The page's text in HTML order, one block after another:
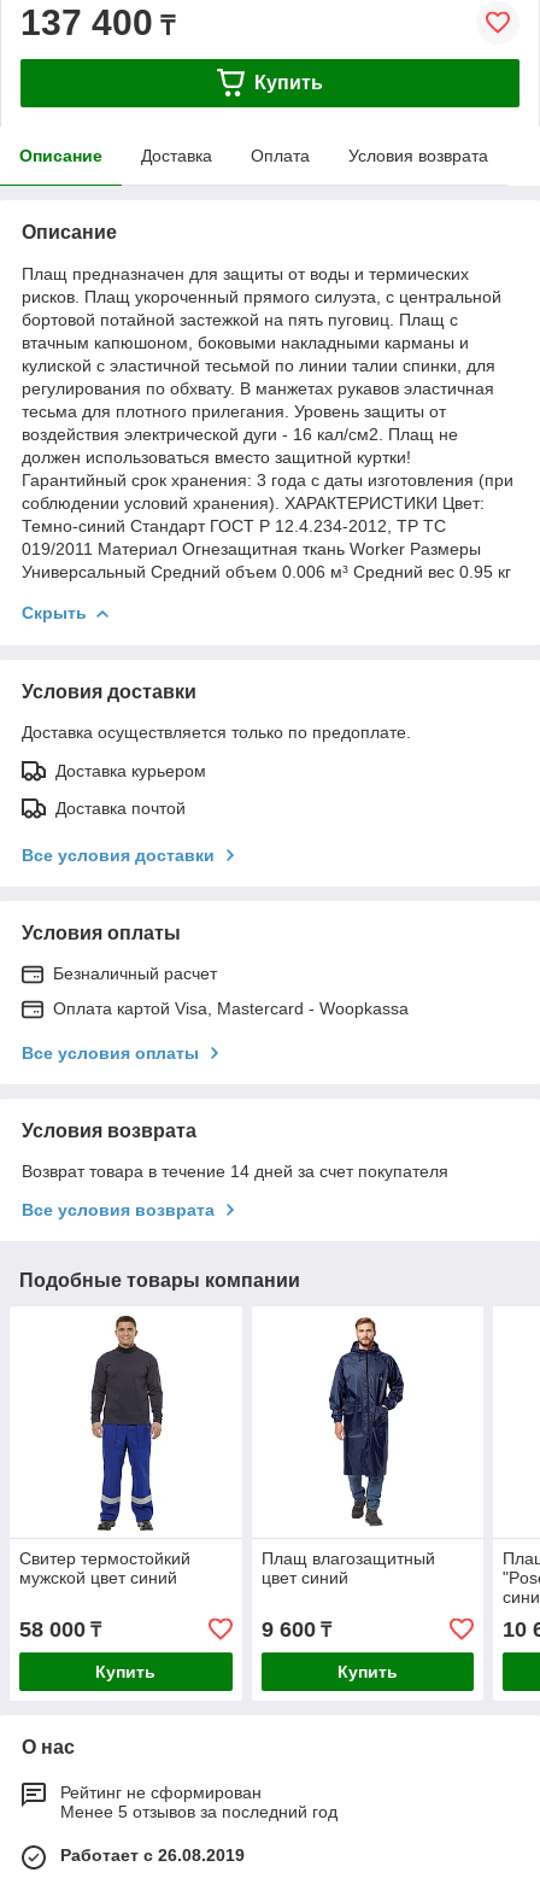
137 400 ₸
Купить
Описание Доставка Оплата Условия возврата
Описание
Плащ предназначен для защиты от воды и термических
рисков. Плащ укороченный прямого силуэта, с центральной
бортовой потайной застежкой на пять пуговиц. Плащ с
втачным капюшоном, боковыми накладными карманы и
кулиской с эластичной тесьмой по линии талии спинки, для
регулирования по обхвату. В манжетах рукавов эластичная
тесьма для плотного прилегания. Уровень защиты от
воздействия электрической дуги - 16 кал/см2. Плащ не
должен использоваться вместо защитной куртки!
Гарантийный срок хранения: 3 года с даты изготовления (при
соблюдении условий хранения). ХАРАКТЕРИСТИКИ Цвет:
Темно-синий Стандарт ГОСТ Р 12.4.234-2012, ТР ТС
019/2011 Материал Огнезащитная ткань Worker Размеры
Универсальный Средний объем 0.006 м³ Средний вес 0.95 кг
Скрыть
Условия доставки
Доставка осуществляется только по предоплате.
Доставка курьером
Доставка почтой
Все условия доставки
Условия оплаты
Безналичный расчет
Оплата картой Visa, Mastercard - Woopkassa
Все условия оплаты
Условия возврата
Возврат товара в течение 14 дней за счет покупателя
Все условия возврата
Подобные товары компании
Свитер термостойкий
мужской цвет синий
58 000 ₸
Купить
Плащ влагозащитный
цвет синий
9 600₸
Купить
10
О нас
Рейтинг не сформирован
Менее 5 отзывов за последний год
Работает с 26.08.2019